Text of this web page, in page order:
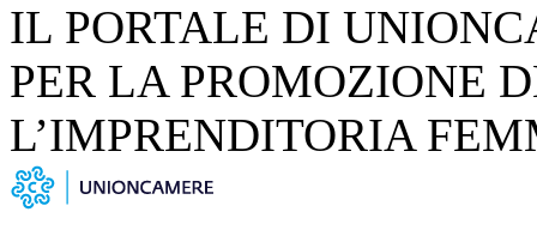
IL PORTALE DI
PER LA PROMOZIONE
L’IMPRENDITORIA